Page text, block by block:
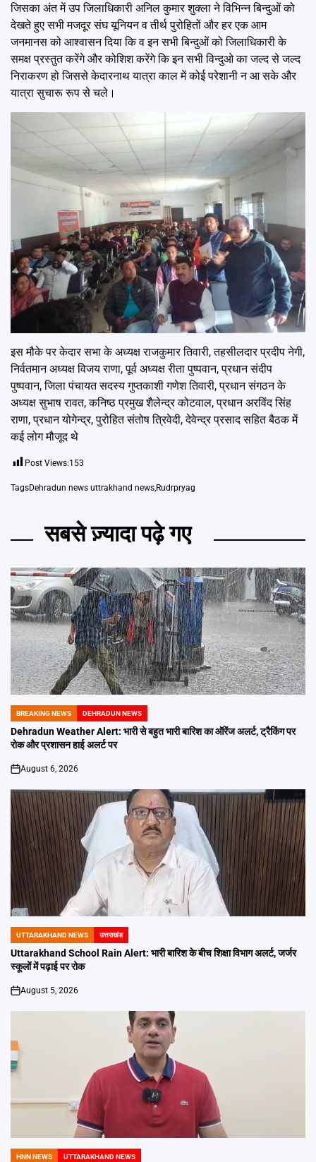
जिसका अंत में उप जिलाधिकारी अनिल कुमार शुक्ला ने विभिन्न बिन्दुओं को
देखते हुए सभी मजदूर संघ यूनियन व तीर्थ पुरोहितों और हर एक आम
जनमानस को आश्वासन दिया कि व इन सभी बिन्दुओं को जिलाधिकारी के
समक्ष प्रस्तुत करेंगे और कोशिश करेंगे कि इन सभी विन्दुओ का जल्द से जल्द
निराकरण हो जिससे केदारनाथ यात्रा काल में कोई परेशानी न आ सके और
यात्रा सुचारू रूप से चले।
इस मौके पर केदार सभा के अध्यक्ष राजकुमार तिवारी, तहसीलदार प्रदीप नेगी,
निर्वतमान अध्यक्ष विजय राणा, पूर्व अध्यक्ष रीता पुष्पवान, प्रधान संदीप
पुष्पवान, जिला पंचायत सदस्य गुप्तकाशी गणेश तिवारी, प्रधान संगठन के
अध्यक्ष सुभाष रावत, कनिष्ठ प्रमुख शैलेन्द्र कोटवाल, प्रधान अरविंद सिंह
राणा, प्रधान योगेन्द्र, पुरोहित संतोष त्रिवेदी, देवेन्द्र प्रसाद सहित बैठक में
कई लोग मौजूद थे
Post Views:153
TagsDehradun news uttrakhand news,Rudrpryag
सबसे ज़्यादा पढ़े गए
POSTED
IN
BREAKING NEWS DEHRADUN NEWS
Dehradun Weather Alert: भारी से बहुत भारी बारिश का ऑरेंज अलर्ट, ट्रैकिंग पर
रोक और प्रशासन हाई अलर्ट पर
on
August 6, 2026
POSTED
IN
UTTARAKHAND NEWS उत्तराखंड
Uttarakhand School Rain Alert: भारी बारिश के बीच शिक्षा विभाग अलर्ट, जर्जर
स्कूलों में पढ़ाई पर रोक
on
August 5, 2026
HNN NEWS UTTARAKHAND NEWS